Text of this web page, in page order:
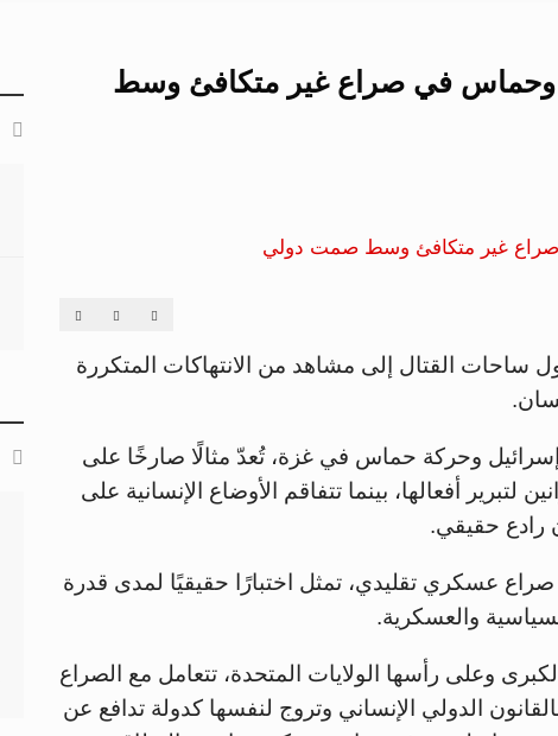
وحماس في صراع غير متكافئ وسط
ساحات القتال إلى مشاهد من الانتهاكات المتكررة
اندلعت في 7 أكتوبر 2023 بين إسرائيل وحركة حماس في غزة، تُعدّ مثالًا صارخًا على
لتبرير أفعالها، بينما تتفاقم الأوضاع الإنسانية على
رادع حقيقي.
عسكري تقليدي، تمثل اختبارًا حقيقيًا لمدى قدرة
والعسكرية.
وعلى رأسها الولايات المتحدة، تتعامل مع الصراع
الدولي الإنساني وتروج لنفسها كدولة تدافع عن